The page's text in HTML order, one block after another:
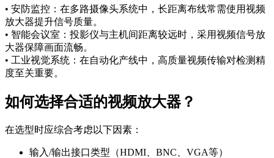
• 安防监控：在多路摄像头系统中，长距离布线常需使用视频
放大器提升信号质量。
• 智能会议室：投影仪与主机间距离较远时，采用视频信号放
大器保障画面流畅。
• 工业视觉系统：在自动化产线中，高质量视频传输对检测精
度至关重要。
如何选择合适的视频放大器？
在选型时应综合考虑以下因素：
输入/输出接口类型（HDMI、BNC、VGA等）